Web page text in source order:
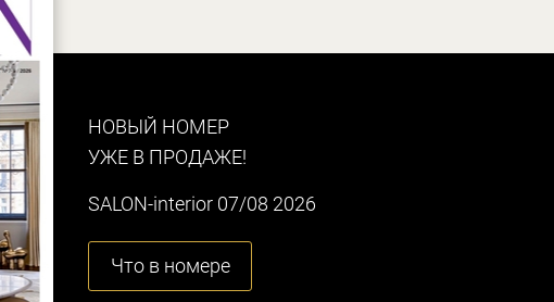
НОВЫЙ НОМЕР
УЖЕ В ПРОДАЖЕ!
SALON-interior 07/08 2026
Что в номере